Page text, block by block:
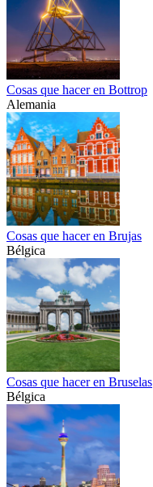
Cosas que hacer en Bottrop
Alemania
Cosas que hacer en Brujas
Bélgica
Cosas que hacer en Bruselas
Bélgica